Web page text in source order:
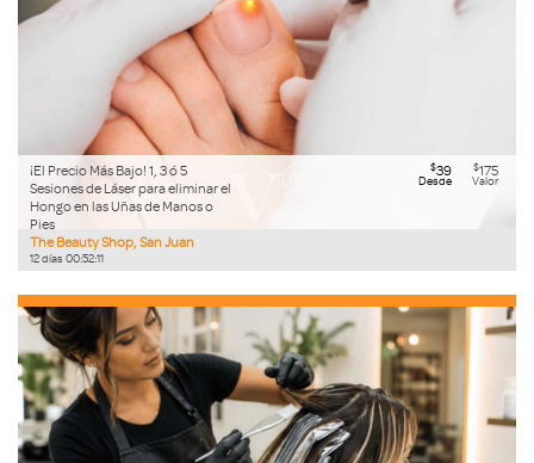
¡El Precio Más Bajo! 1, 3 ó 5
Sesiones de Láser para eliminar el
Hongo en las Uñas de Manos o
Pies
The Beauty Shop, San Juan
12días 00:52:09
$39
Desde
$175
Valor